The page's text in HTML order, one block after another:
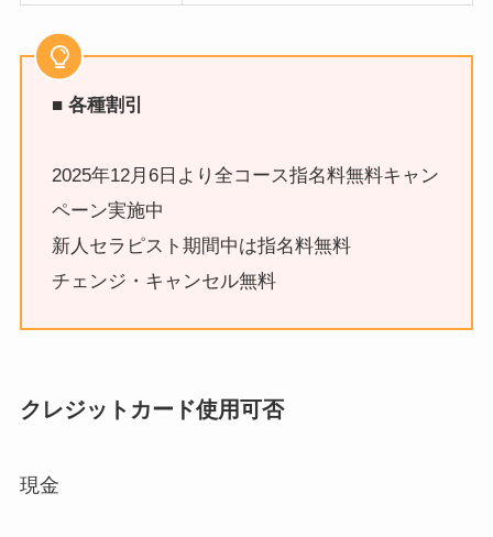
■ 各種割引
2025年12月6日より全コース指名料無料キャン
ペーン実施中
新人セラピスト期間中は指名料無料
チェンジ・キャンセル無料
クレジットカード使用可否
現金